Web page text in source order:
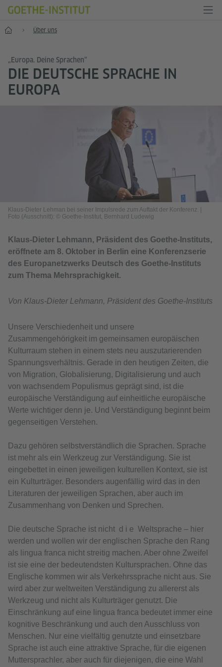
Start Über uns
„Europa. Deine Sprachen“
DIE DEUTSCHE SPRACHE IN
EUROPA
Klaus-Dieter Lehman bei seiner Impulsrede zum Auftakt der Konferenz.
Foto (Ausschnitt): © Goethe-Institut, Bernhard Ludewig
Klaus-Dieter Lehmann, Präsident des Goethe-Instituts,
eröffnete am 8. Oktober in Berlin eine Konferenzserie
des Europanetzwerks Deutsch des Goethe-Instituts
zum Thema Mehrsprachigkeit.
Von Klaus-Dieter Lehmann, Präsident des Goethe-Instituts
Unsere Verschiedenheit und unsere
Zusammengehörigkeit im gemeinsamen europäischen
Kulturraum stehen in einem stets neu auszutarierenden
Spannungsverhältnis. Gerade in den heutigen Zeiten, die
von Migration, Globalisierung, Digitalisierung und auch
von wachsendem Populismus geprägt sind, ist die
europäische Verständigung auf einheitliche europäische
Werte wichtiger denn je. Und Verständigung beginnt beim
gegenseitigen Verstehen.
Dazu gehören selbstverständlich die Sprachen. Sprache
ist mehr als ein Werkzeug zur Verständigung. Sie ist
eingebettet in einen jeweiligen kulturellen Kontext, sie ist
ein Kulturträger. Besonders augenfällig wird das in den
Literaturen der jeweiligen Sprachen, aber auch im
Zusammenhang von Denken und Sprechen.
Die deutsche Sprache ist nicht d i e Weltsprache – hier
werden und wollen wir der englischen Sprache den Rang
als lingua franca nicht streitig machen. Aber ohne Zweifel
ist sie eine der bedeutendsten Kultursprachen. Ohne das
Englische kommen wir als Verkehrssprache nicht aus. Sie
wird aber zur weltweiten Verständigung zu allererst als
Werkzeug und nicht als Kulturträger genutzt. Die
Einschränkung auf eine lingua franca bedeutet immer eine
kognitive Beschränkung und auch den Ausschluss von
Menschen. Nur eine vielfältig genutzte und einsetzbare
Sprache ist auch eine attraktive Sprache, für die eigenen
Muttersprachler, aber auch für diejenigen, die eine Wahl